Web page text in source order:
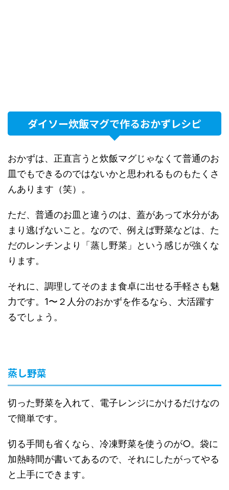
ダイソー炊飯マグで作るおかずレシピ
おかずは、正直言うと炊飯マグじゃなくて普通のお
皿でもできるのではないかと思われるものもたくさ
んあります（笑）。
ただ、普通のお皿と違うのは、蓋があって水分があ
まり逃げないこと。なので、例えば野菜などは、た
だのレンチンより「蒸し野菜」という感じが強くな
ります。
それに、調理してそのまま食卓に出せる手軽さも魅
力です。1〜２人分のおかずを作るなら、大活躍す
るでしょう。
蒸し野菜
切った野菜を入れて、電子レンジにかけるだけなの
で簡単です。
切る手間も省くなら、冷凍野菜を使うのが○。袋に
加熱時間が書いてあるので、それにしたがってやる
と上手にできます。